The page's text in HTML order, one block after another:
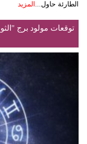
الطارئة حاول... المزيد